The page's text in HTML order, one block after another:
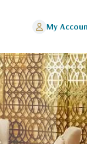
My